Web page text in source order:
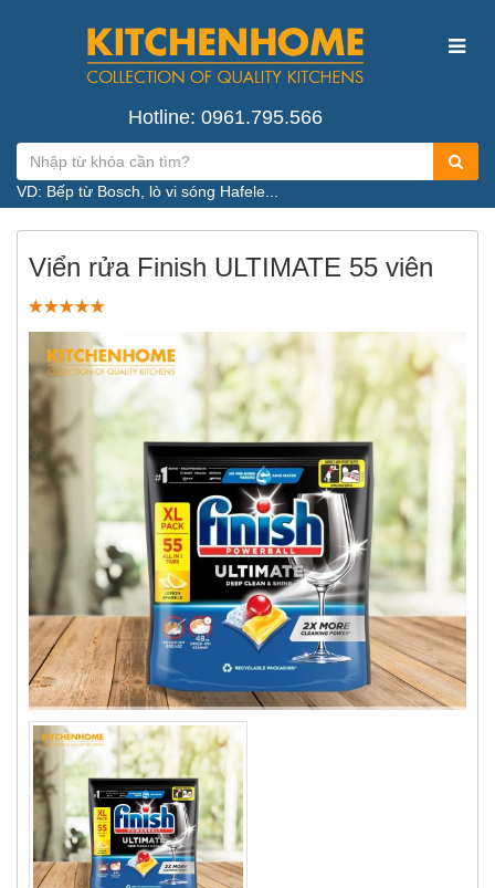
Hotline: 0961.795.566
VD: Bếp từ Bosch, lò vi sóng Hafele...
Viển rửa Finish ULTIMATE 55 viên